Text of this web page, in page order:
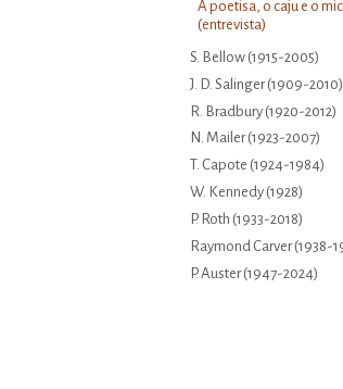
A poetisa, o caju e o
(entrevista)
S. Bellow (1915-2005)
J. D. Salinger (1909-2010)
R. Bradbury (1920-2012)
N. Mailer (1923-2007)
T. Capote (1924-1984)
W. Kennedy (1928)
P. Roth (1933-2018)
Raymond Carver (1938-
P. Auster (1947-2024)